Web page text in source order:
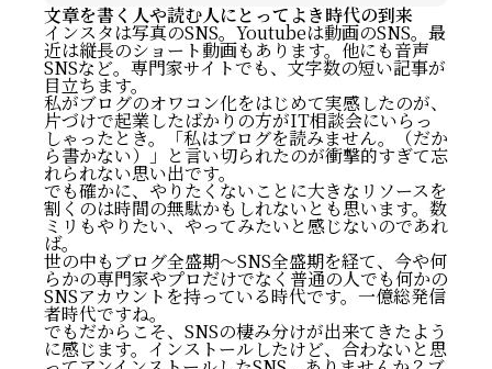
文章を書く人や読む人にとってよき時代の到来
インスタは写真のSNS。Youtubeは動画のSNS。最
近は縦長のショート動画もあります。他にも音声
SNSなど。専門家サイトでも、文字数の短い記事が
目立ちます。
私がブログのオワコン化をはじめて実感したのが、
片づけで起業したばかりの方がIT相談会にいらっ
しゃったとき。「私はブログを読みません。（だか
ら書かない）」と言い切られたのが衝撃的すぎて忘
れられない思い出です。
でも確かに、やりたくないことに大きなリソースを
割くのは時間の無駄かもしれないとも思います。数
ミリもやりたい、やってみたいと感じないのであれ
ば。
世の中もブログ全盛期〜SNS全盛期を経て、今や何
らかの専門家やプロだけでなく普通の人でも何かの
SNSアカウントを持っている時代です。一億総発信
者時代ですね。
でもだからこそ、SNSの棲み分けが出来てきたよう
に感じます。インストールしたけど、合わないと思